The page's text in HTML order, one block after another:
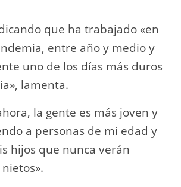
que ha trabajado «en
entre año y medio y
uno de los días más duros
lamenta.
la gente es más joven y
a personas de mi edad y
hijos que nunca verán